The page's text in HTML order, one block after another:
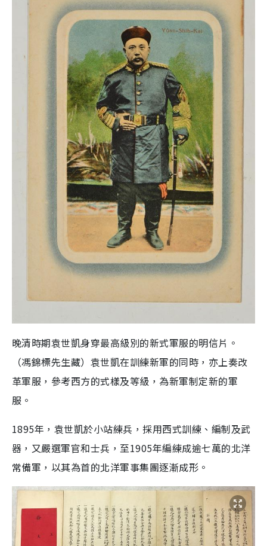
晚清時期袁世凱身穿最高級別的新式軍服的明信片。
（馮錦標先生藏）袁世凱在訓練新軍的同時，亦上奏改
革軍服，參考西方的式樣及等級，為新軍制定新的軍
服。
1895年，袁世凱於小站練兵，採用西式訓練、編制及武
器，又嚴選軍官和士兵，至1905年編練成逾七萬的北洋
常備軍，以其為首的北洋軍事集團逐漸成形。